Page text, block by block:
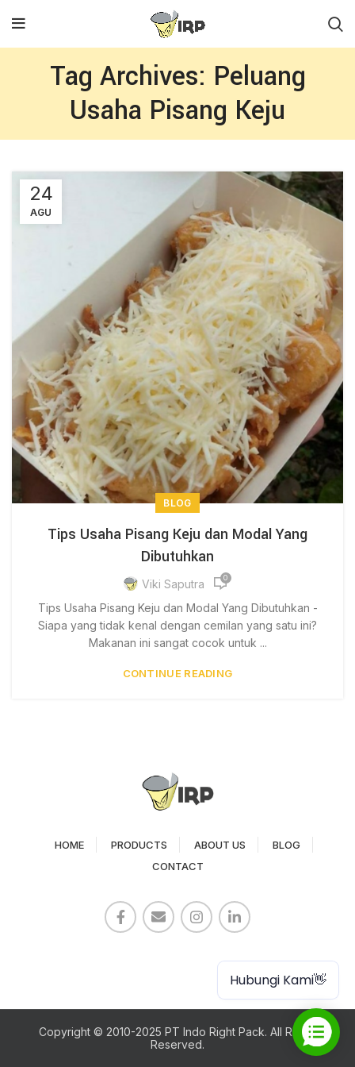
Tag Archives: Peluang
Usaha Pisang Keju
24
AGU
BLOG
Tips Usaha Pisang Keju dan Modal Yang
Dibutuhkan
Viki Saputra 0
Tips Usaha Pisang Keju dan Modal Yang Dibutuhkan -
Siapa yang tidak kenal dengan cemilan yang satu ini?
Makanan ini sangat cocok untuk ...
CONTINUE READING
HOME PRODUCTS ABOUT US
BLOG
CONTACT
Copyright © 2010-2025 PT Indo Right Pack. All Rights
Reserved.
Hubungi Kami👋